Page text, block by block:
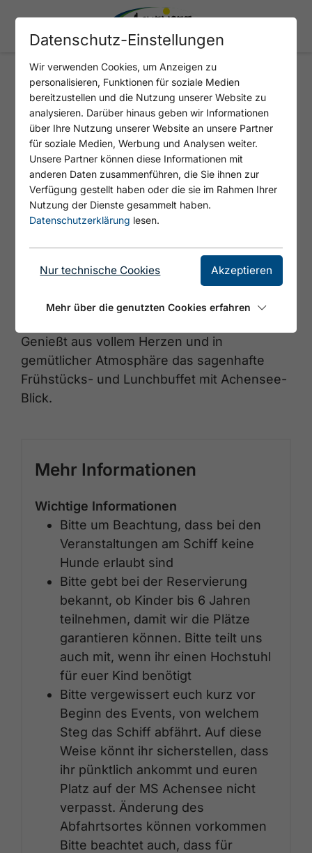
Brunch
© Achenseeschifffahrt GmbH
Genießt aus vollem Herzen und in
gemütlicher Atmosphäre das sagenhafte
Frühstücks- und Lunchbuffet mit Achensee-
Blick.
Mehr Informationen
Wichtige Informationen
Bitte um Beachtung, dass bei den
Veranstaltungen am Schiff keine
Hunde erlaubt sind
Bitte gebt bei der Reservierung
bekannt, ob Kinder bis 6 Jahren
teilnehmen, damit wir die Plätze
garantieren können. Bitte teilt uns
auch mit, wenn ihr einen Hochstuhl
für euer Kind benötigt
Bitte vergewissert euch kurz vor
Beginn des Events, von welchem
Steg das Schiff abfährt. Auf diese
Weise könnt ihr sicherstellen, dass
ihr pünktlich ankommt und euren
Platz auf der MS Achensee nicht
verpasst. Änderung des
Abfahrtsortes können vorkommen
Bitte beachtet auch, dass für
Datenschutz-Einstellungen
Wir verwenden Cookies, um Anzeigen zu
personalisieren, Funktionen für soziale Medien
bereitzustellen und die Nutzung unserer Website zu
analysieren. Darüber hinaus geben wir Informationen
über Ihre Nutzung unserer Website an unsere Partner
für soziale Medien, Werbung und Analysen weiter.
Unsere Partner können diese Informationen mit
anderen Daten zusammenführen, die Sie ihnen zur
Verfügung gestellt haben oder die sie im Rahmen Ihrer
Nutzung der Dienste gesammelt haben.
Datenschutzerklärung lesen.
Nur technische Cookies Akzeptieren
Mehr über die genutzten Cookies erfahren